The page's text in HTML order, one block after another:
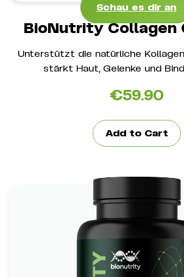
Schau es dir an
BioNutrity Collagen
Unterstützt die natürliche
stärkt Haut, Gelenke und
€59.90
Add to Cart